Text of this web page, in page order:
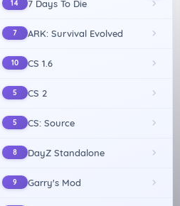
14 7 Days To Die
7 ARK: Survival Evolved
10 CS 1.6
5 CS 2
5 CS: Source
8 DayZ Standalone
9 Garry's Mod